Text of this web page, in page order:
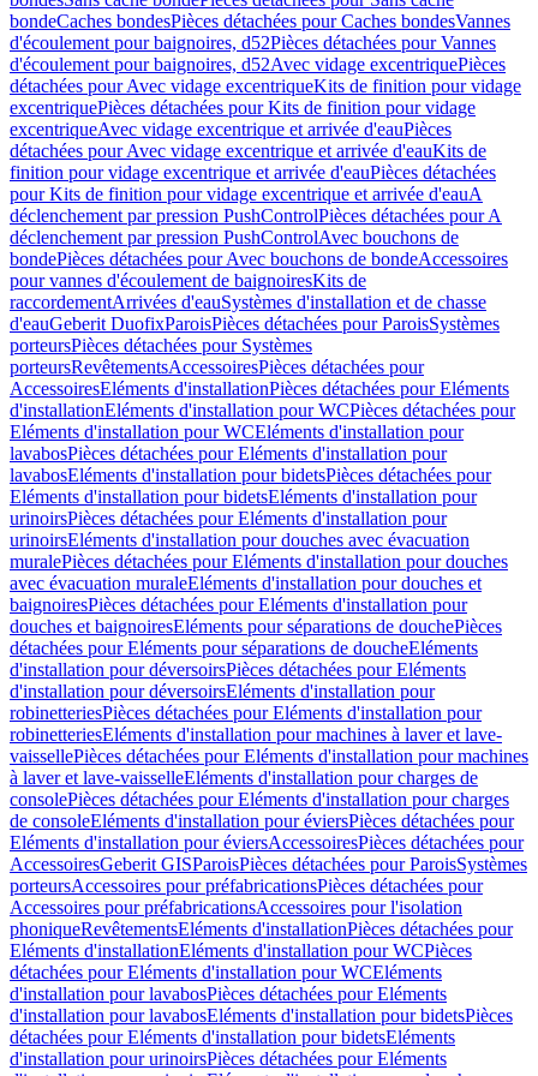
bondeCaches bondesPièces détachées pour Caches bondesVannes
d'écoulement pour baignoires, d52Pièces détachées pour Vannes
d'écoulement pour baignoires, d52Avec vidage excentriquePièces
détachées pour Avec vidage excentriqueKits de finition pour vidage
excentriquePièces détachées pour Kits de finition pour vidage
excentriqueAvec vidage excentrique et arrivée d'eauPièces
détachées pour Avec vidage excentrique et arrivée d'eauKits de
finition pour vidage excentrique et arrivée d'eauPièces détachées
pour Kits de finition pour vidage excentrique et arrivée d'eauA
déclenchement par pression PushControlPièces détachées pour A
déclenchement par pression PushControlAvec bouchons de
bondePièces détachées pour Avec bouchons de bondeAccessoires
pour vannes d'écoulement de baignoiresKits de
raccordementArrivées d'eauSystèmes d'installation et de chasse
d'eauGeberit DuofixParoisPièces détachées pour ParoisSystèmes
porteursPièces détachées pour Systèmes
porteursRevêtementsAccessoiresPièces détachées pour
AccessoiresEléments d'installationPièces détachées pour Eléments
d'installationEléments d'installation pour WCPièces détachées pour
Eléments d'installation pour WCEléments d'installation pour
lavabosPièces détachées pour Eléments d'installation pour
lavabosEléments d'installation pour bidetsPièces détachées pour
Eléments d'installation pour bidetsEléments d'installation pour
urinoirsPièces détachées pour Eléments d'installation pour
urinoirsEléments d'installation pour douches avec évacuation
muralePièces détachées pour Eléments d'installation pour douches
avec évacuation muraleEléments d'installation pour douches et
baignoiresPièces détachées pour Eléments d'installation pour
douches et baignoiresEléments pour séparations de douchePièces
détachées pour Eléments pour séparations de doucheEléments
d'installation pour déversoirsPièces détachées pour Eléments
d'installation pour déversoirsEléments d'installation pour
robinetteriesPièces détachées pour Eléments d'installation pour
robinetteriesEléments d'installation pour machines à laver et lave-
vaissellePièces détachées pour Eléments d'installation pour machines
à laver et lave-vaisselleEléments d'installation pour charges de
consolePièces détachées pour Eléments d'installation pour charges
de consoleEléments d'installation pour éviersPièces détachées pour
Eléments d'installation pour éviersAccessoiresPièces détachées pour
AccessoiresGeberit GISParoisPièces détachées pour ParoisSystèmes
porteursAccessoires pour préfabricationsPièces détachées pour
Accessoires pour préfabricationsAccessoires pour l'isolation
phoniqueRevêtementsEléments d'installationPièces détachées pour
Eléments d'installationEléments d'installation pour WCPièces
détachées pour Eléments d'installation pour WCEléments
d'installation pour lavabosPièces détachées pour Eléments
d'installation pour lavabosEléments d'installation pour bidetsPièces
détachées pour Eléments d'installation pour bidetsEléments
d'installation pour urinoirsPièces détachées pour Eléments